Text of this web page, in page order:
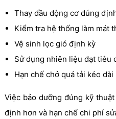
Thay dầu động cơ đúng
Kiểm tra hệ thống làm mát
Vệ sinh lọc gió định kỳ
Sử dụng nhiên liệu đạt tiêu
Hạn chế chở quá tải kéo dài
Việc bảo dưỡng đúng kỹ
định hơn và hạn chế chi phí